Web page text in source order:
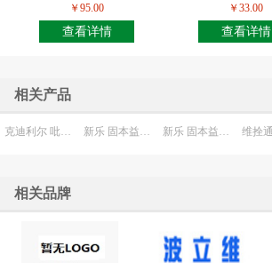
￥95.00
查看详情
￥33.00
查看详情
相关产品
相关品牌